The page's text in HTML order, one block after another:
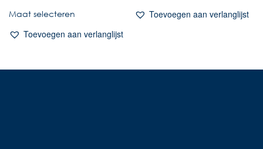
Maat selecteren
Toevoegen aan verlanglijst
Toevoegen aan verlanglijst